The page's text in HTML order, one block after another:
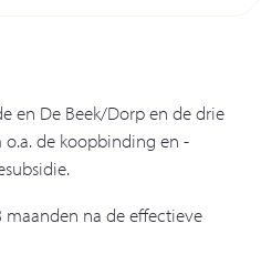
en De Beek/Dorp en de drie
de koopbinding en -
na de effectieve